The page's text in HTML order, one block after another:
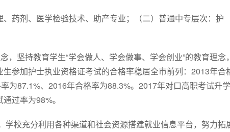
药剂、医学检验技术、助产专业；（二）普通中专层次：护
，坚持教育学生“学会做人、学会做事、学会创业”的教育理念，
参加护士执业资格证考试的合格率稳居全市前列：2013年合
为87.1%、2016年合格率为88.3%。2017年对口高职考试升
过率为98%。
校充分利用各种渠道和社会资源搭建就业信息平台，努力拓